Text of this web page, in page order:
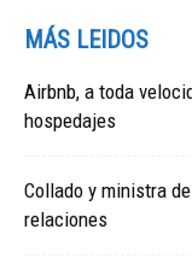
MÁS LEIDOS
Airbnb, a toda
hospedajes
Collado y ministra
relaciones